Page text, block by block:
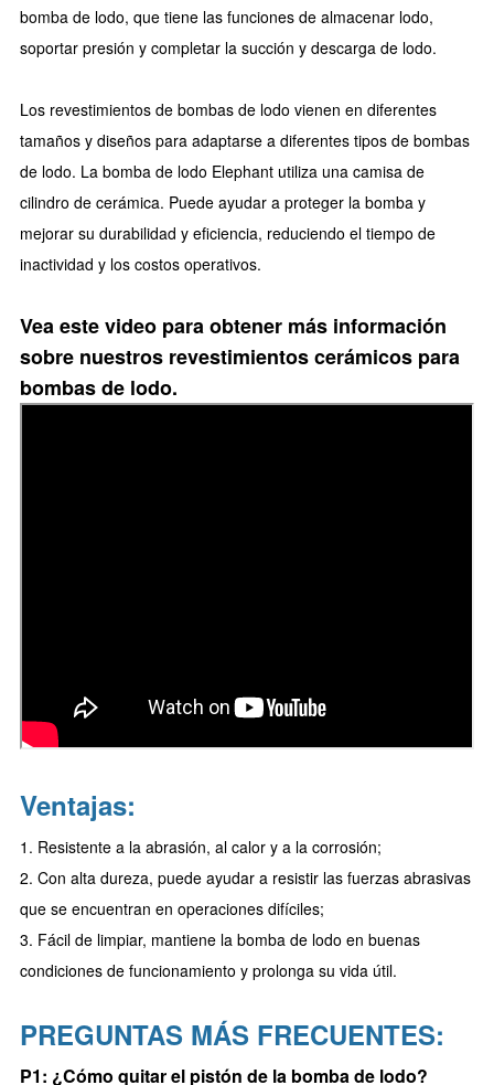
bomba de lodo, que tiene las funciones de almacenar lodo,
soportar presión y completar la succión y descarga de lodo.
Los revestimientos de bombas de lodo vienen en diferentes
tamaños y diseños para adaptarse a diferentes tipos de bombas
de lodo. La bomba de lodo Elephant utiliza una camisa de
cilindro de cerámica. Puede ayudar a proteger la bomba y
mejorar su durabilidad y eficiencia, reduciendo el tiempo de
inactividad y los costos operativos.
Vea este video para obtener más información
sobre nuestros revestimientos cerámicos para
bombas de lodo.
Ventajas:
1. Resistente a la abrasión, al calor y a la corrosión;
2. Con alta dureza, puede ayudar a resistir las fuerzas abrasivas
que se encuentran en operaciones difíciles;
3. Fácil de limpiar, mantiene la bomba de lodo en buenas
condiciones de funcionamiento y prolonga su vida útil.
PREGUNTAS MÁS FRECUENTES:
P1: ¿Cómo quitar el pistón de la bomba de lodo?